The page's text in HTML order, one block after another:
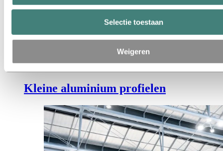
Selectie toestaan
Weigeren
Kleine aluminium profielen